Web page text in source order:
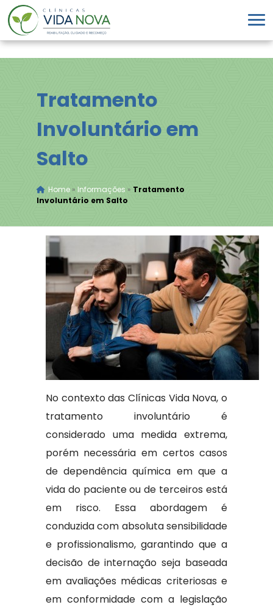
Tratamento
Involuntário em
Salto
Home» Informações » Tratamento
Involuntário em Salto
No contexto das Clínicas Vida Nova, o
tratamento involuntário é
considerado uma medida extrema,
porém necessária em certos casos
de dependência química em que a
vida do paciente ou de terceiros está
em risco. Essa abordagem é
conduzida com absoluta sensibilidade
e profissionalismo, garantindo que a
decisão de internação seja baseada
em avaliações médicas criteriosas e
em conformidade com a legislação